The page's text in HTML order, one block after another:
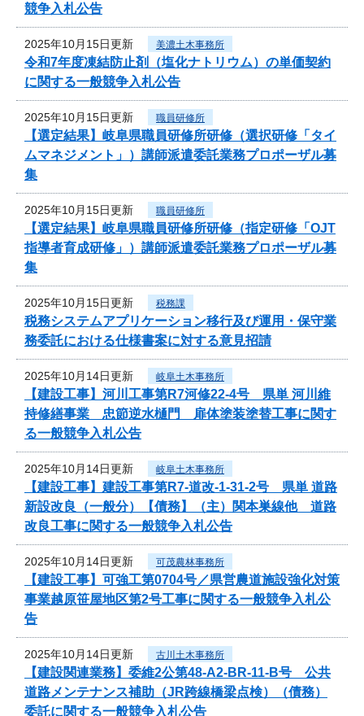
競争入札公告
2025年10月15日更新 美濃土木事務所
令和7年度凍結防止剤（塩化ナトリウム）の単価契約
に関する一般競争入札公告
2025年10月15日更新 職員研修所
【選定結果】岐阜県職員研修所研修（選択研修「タイ
ムマネジメント」）講師派遣委託業務プロポーザル募
集
2025年10月15日更新 職員研修所
【選定結果】岐阜県職員研修所研修（指定研修「OJT
指導者育成研修」）講師派遣委託業務プロポーザル募
集
2025年10月15日更新 税務課
税務システムアプリケーション移行及び運用・保守業
務委託における仕様書案に対する意見招請
2025年10月14日更新 岐阜土木事務所
【建設工事】河川工事第R7河修22-4号 県単 河川維
持修繕事業 忠節逆水樋門 扉体塗装塗替工事に関す
る一般競争入札公告
2025年10月14日更新 岐阜土木事務所
【建設工事】建設工事第R7-道改-1-31-2号 県単 道路
新設改良（一般分）【債務】（主）関本巣線他 道路
改良工事に関する一般競争入札公告
2025年10月14日更新 可茂農林事務所
【建設工事】可強工第0704号／県営農道施設強化対策
事業越原笹屋地区第2号工事に関する一般競争入札公
告
2025年10月14日更新 古川土木事務所
【建設関連業務】委維2公第48-A2-BR-11-B号 公共
道路メンテナンス補助（JR跨線橋梁点検）（債務）
委託に関する一般競争入札公告